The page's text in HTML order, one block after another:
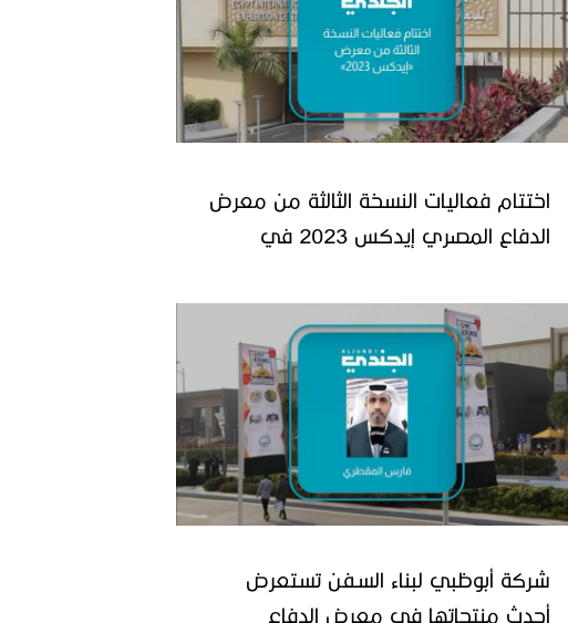
اختتام فعاليات النسخة الثالثة من معرض
الدفاع المصري إيدكس 2023 في
شركة أبوظبي لبناء السفن تستعرض
أحدث منتجاتها في معرض الدفاع